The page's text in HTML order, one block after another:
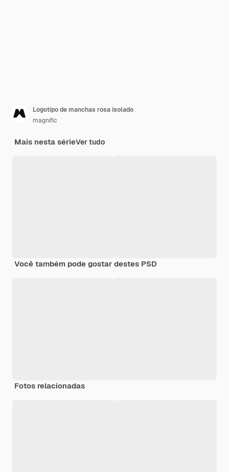
Logotipo de manchas rosa isolado
magnific
Mais nesta sérieVer tudo
Você também pode gostar destes PSD
Fotos relacionadas